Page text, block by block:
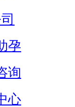
孕
询
心